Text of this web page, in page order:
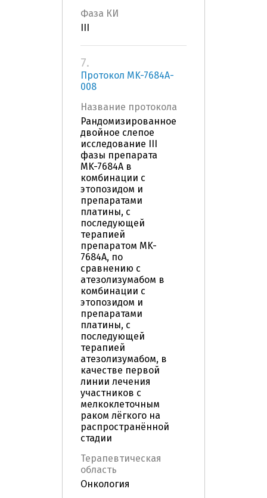
Фаза КИ
7.
Протокол MK-7684A-
008
Название протокола
Рандомизированное
двойное слепое
исследование III
фазы препарата
MK-7684A в
комбинации с
этопозидом и
препаратами
платины, с
последующей
терапией
препаратом MK-
7684A, по
сравнению с
атезолизумабом в
комбинации с
этопозидом и
препаратами
платины, с
последующей
терапией
атезолизумабом, в
качестве первой
линии лечения
участников с
мелкоклеточным
раком лёгкого на
распространённой
стадии
Терапевтическая
область
Онкология